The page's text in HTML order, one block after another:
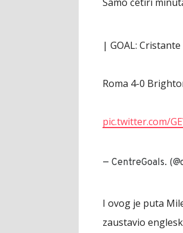
| GOAL:
Roma 4-0
pic.twitter.com/
— CentreGoals.
I ovog je puta
zaustavio